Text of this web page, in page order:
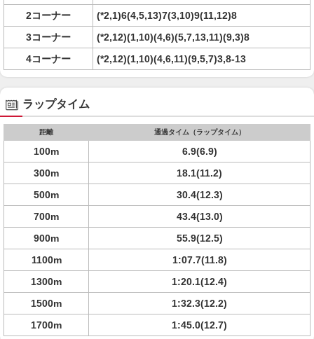
2コーナー
(*2,1)6(4,5,13)7(3,10)9(11,12)8
3コーナー
(*2,12)(1,10)(4,6)(5,7,13,11)(9,3)8
4コーナー
(*2,12)(1,10)(4,6,11)(9,5,7)3,8-13
ラップタイム
距離 通過タイム（ラップタイム）
100m
6.9(6.9)
300m
18.1(11.2)
500m
30.4(12.3)
700m
43.4(13.0)
900m
55.9(12.5)
1100m
1:07.7(11.8)
1300m
1:20.1(12.4)
1500m
1:32.3(12.2)
1700m
1:45.0(12.7)